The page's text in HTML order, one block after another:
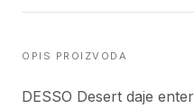
OPIS PROIZVODA
DESSO Desert daje